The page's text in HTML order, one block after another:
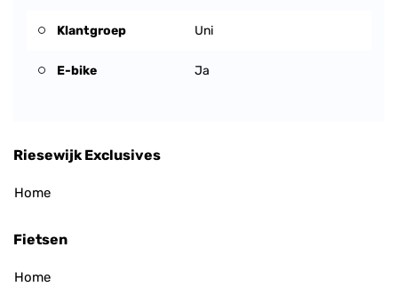
Klantgroep Uni
E-bike Ja
Riesewijk Exclusives
Home
Fietsen
Home